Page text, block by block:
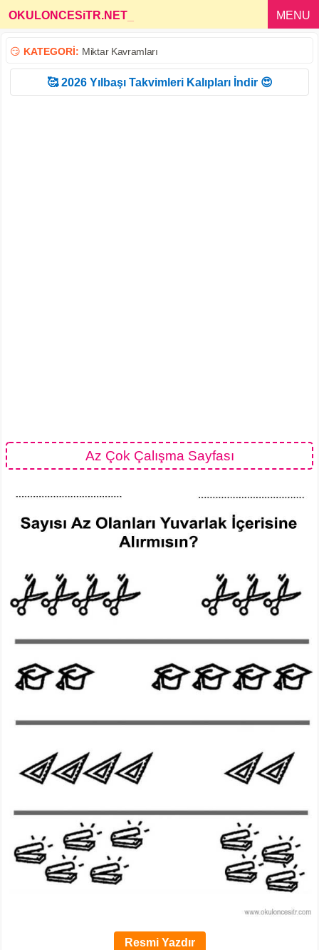
OKULONCESiTR.NET MENU
😏 KATEGORİ: Miktar Kavramları
🥰 2026 Yılbaşı Takvimleri Kalıpları İndir 😍
Az Çok Çalışma Sayfası
Resmi Yazdır